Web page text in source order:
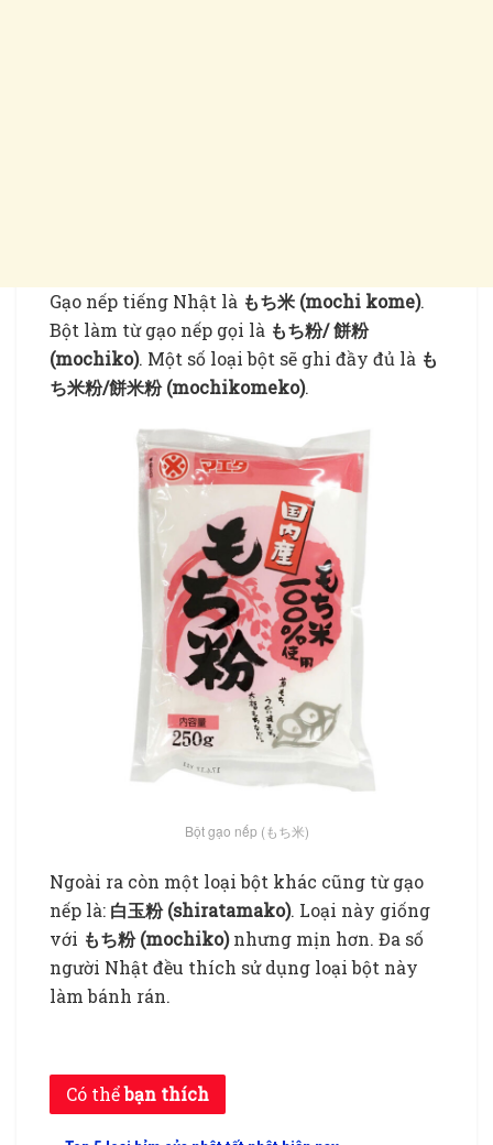
Gạo nếp tiếng Nhật là もち米 (mochi kome).
Bột làm từ gạo nếp gọi là もち粉/ 餅粉
(mochiko). Một số loại bột sẽ ghi đầy đủ là も
ち米粉/餅米粉 (mochikomeko).
Bột gạo nếp (もち米)
Ngoài ra còn một loại bột khác cũng từ gạo
nếp là: 白玉粉 (shiratamako). Loại này giống
với もち粉 (mochiko)nhưng mịn hơn. Đa số
người Nhật đều thích sử dụng loại bột này
làm bánh rán.
Có thểbạn thích